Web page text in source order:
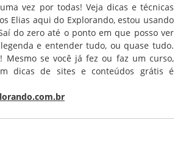
vez por todas! Veja dicas e técnicas
Elias aqui do Explorando, estou usando
do zero até o ponto em que posso ver
e entender tudo, ou quase tudo.
Mesmo se você já fez ou faz um curso,
dicas de sites e conteúdos grátis é